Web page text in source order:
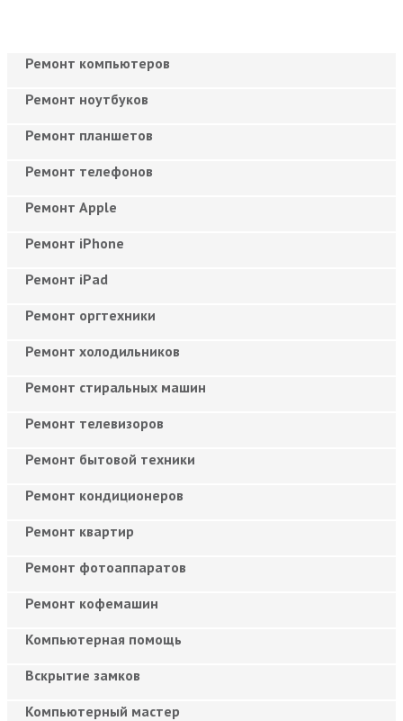
Ремонт компьютеров
Ремонт ноутбуков
Ремонт планшетов
Ремонт телефонов
Ремонт Apple
Ремонт iPhone
Ремонт iPad
Ремонт оргтехники
Ремонт холодильников
Ремонт стиральных машин
Ремонт телевизоров
Ремонт бытовой техники
Ремонт кондиционеров
Ремонт квартир
Ремонт фотоаппаратов
Ремонт кофемашин
Компьютерная помощь
Вскрытие замков
Компьютерный мастер